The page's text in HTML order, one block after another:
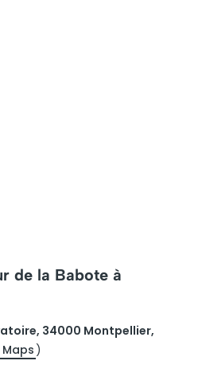
de la Babote à
34000 Montpellier,
)